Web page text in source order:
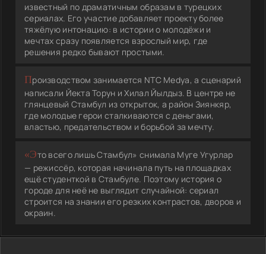
известный по драматичным образам в турецких
сериалах. Его участие добавляет проекту более
тяжёлую интонацию: в истории о молодёжи и
мечтах сразу появляется взрослый мир, где
решения редко бывают простыми.
Производством занимается NTC Medya, а сценарий
написали Йекта Торун и Хилал Йылдыз. В центре не
глянцевый Стамбул из открыток, а район Зиянкяр,
где молодые герои сталкиваются с деньгами,
властью, предательством и борьбой за мечту.
«Это всего лишь Стамбул» снимала Муге Угурлар
— режиссёр, которая начинала путь на площадках
ещё студенткой в Стамбуле. Поэтому история о
городе для неё не выглядит случайной: сериал
строится на знании его резких контрастов, дворов и
окраин.